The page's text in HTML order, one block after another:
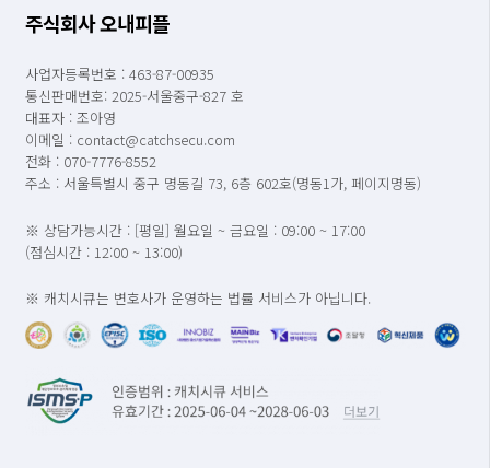
주식회사 오내피플
사업자등록번호 : 463-87-00935
통신판매번호: 2025-서울중구-827 호
대표자 : 조아영
이메일 : contact@catchsecu.com
전화 : 070-7776-8552
주소 : 서울특별시 중구 명동길 73, 6층 602호(명동1가, 페이지명동)
※ 상담가능시간 : [평일] 월요일 ~ 금요일 : 09:00 ~ 17:00
(점심시간 : 12:00 ~ 13:00)
※ 캐치시큐는 변호사가 운영하는 법률 서비스가 아닙니다.